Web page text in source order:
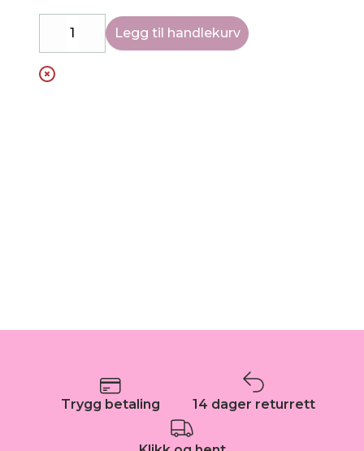
DecreaseIncrease
Legg til handlekurv
Trygg betaling 14 dager returrett